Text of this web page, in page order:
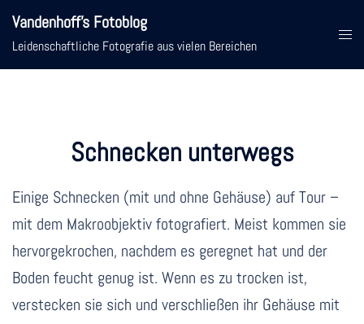
Inhalt
springen
Vandenhoff's Fotoblog
Leidenschaftliche Fotografie aus vielen Bereichen
Menü
Schnecken unterwegs
Einige Schnecken (mit und ohne Gehäuse) auf Tour –
mit dem Makroobjektiv fotografiert. Meist kommen sie
hervorgekrochen, nachdem es geregnet hat und der
Boden feucht genug ist. Wenn es zu trocken ist,
verstecken sie sich und verschließen ihr Gehäuse mit